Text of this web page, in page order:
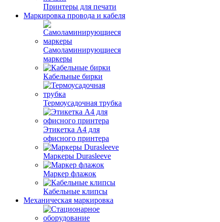
Принтеры для печати
Маркировка провода и кабеля
Самоламинирующиеся
маркеры
Кабельные бирки
Термоусадочная трубка
Этикетка А4 для
офисного принтера
Маркеры Durasleeve
Маркер флажок
Кабельные клипсы
Механическая маркировка